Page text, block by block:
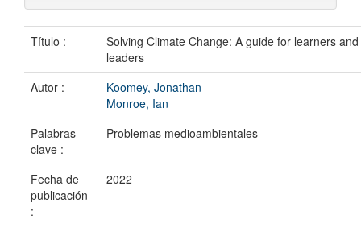
Título :
Solving Climate Change: A guide for learners and
leaders
Autor :
Koomey, Jonathan
Monroe, Ian
Palabras
clave :
Problemas medioambientales
Fecha de
publicación
:
2022